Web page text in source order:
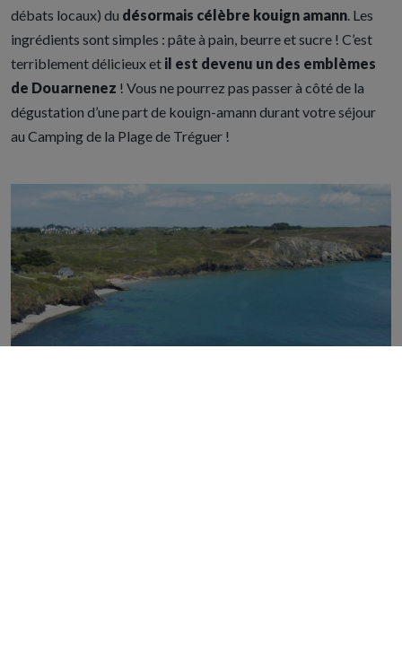
débats locaux) du désormais célèbre kouign amann . Les
ingrédients sont simples : pâte à pain, beurre et sucre ! C’est
terriblement délicieux et il est devenu un des emblèmes
de Douarnenez ! Vous ne pourrez pas passer à côté de la
dégustation d’une part de kouign-amann durant votre séjour
au Camping de la Plage de Tréguer !